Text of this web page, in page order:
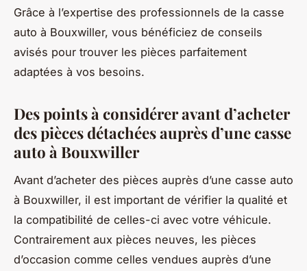
Grâce à l’expertise des professionnels de la casse
auto à Bouxwiller, vous bénéficiez de conseils
avisés pour trouver les pièces parfaitement
adaptées à vos besoins.
Des points à considérer avant d’acheter
des pièces détachées auprès d’une casse
auto à Bouxwiller
Avant d’acheter des pièces auprès d’une casse auto
à Bouxwiller, il est important de vérifier la qualité et
la compatibilité de celles-ci avec votre véhicule.
Contrairement aux pièces neuves, les pièces
d’occasion comme celles vendues auprès d’une